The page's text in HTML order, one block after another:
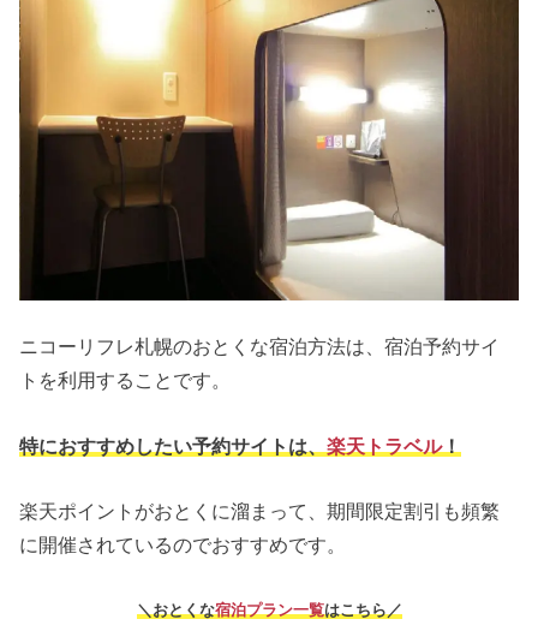
ニコーリフレ札幌のおとくな宿泊方法は、宿泊予約サイ
トを利用することです。
特におすすめしたい予約サイトは、楽天トラベル！
楽天ポイントがおとくに溜まって、期間限定割引も頻繁
に開催されているのでおすすめです。
＼おとくな宿泊プラン一覧はこちら／